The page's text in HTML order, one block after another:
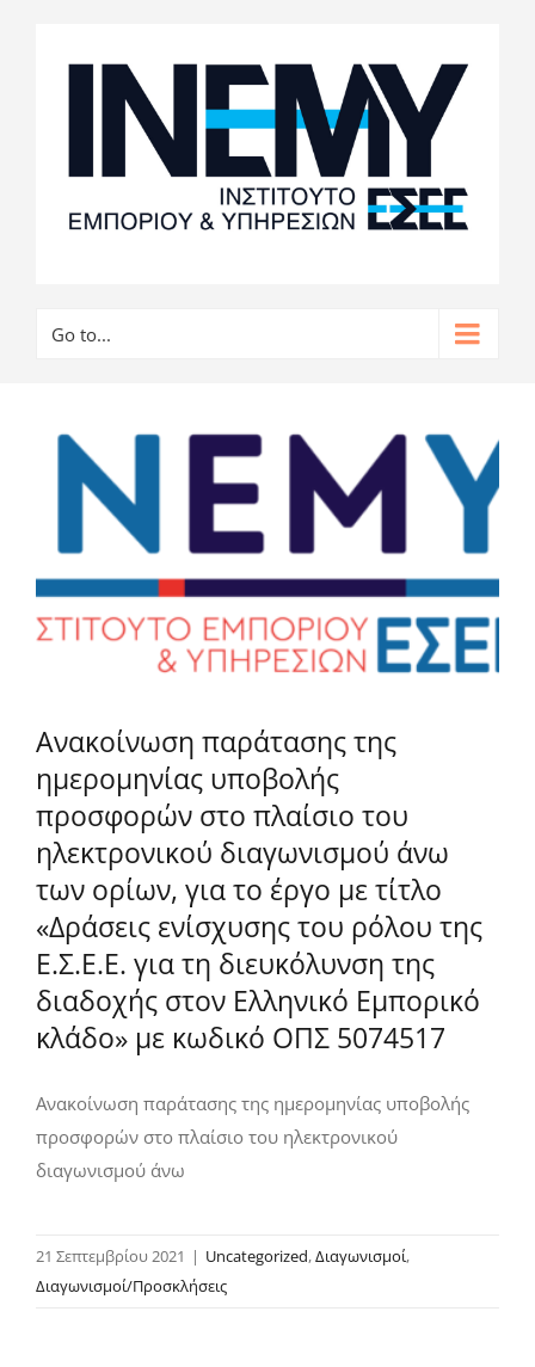
Go to...
Ανακοίνωση παράτασης της
ημερομηνίας υποβολής
προσφορών στο πλαίσιο του
ηλεκτρονικού διαγωνισμού άνω
των ορίων, για το έργο με τίτλο
«Δράσεις ενίσχυσης του ρόλου της
Ε.Σ.Ε.Ε. για τη διευκόλυνση της
διαδοχής στον Ελληνικό Εμπορικό
κλάδο» με κωδικό ΟΠΣ 5074517
Ανακοίνωση παράτασης της ημερομηνίας υποβολής
προσφορών στο πλαίσιο του ηλεκτρονικού
διαγωνισμού άνω
21 Σεπτεμβρίου 2021 | Uncategorized,Διαγωνισμοί,
Διαγωνισμοί/Προσκλήσεις